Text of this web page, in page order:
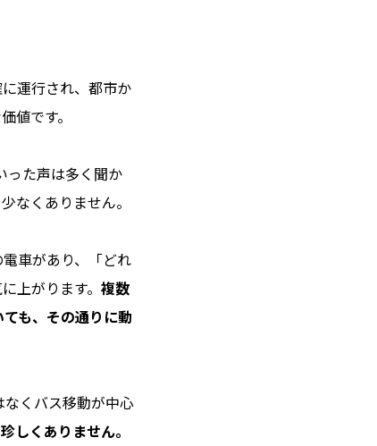
運行され、都市か
値です。
った声は多く聞か
なくありません。
車があり、「どれ
上がります。 複数
も、その通りに動
くバス移動が中心
しくありません。